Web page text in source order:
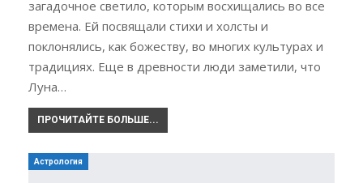
загадочное светило, которым восхищались во все
времена. Ей посвящали стихи и холсты и
поклонялись, как божеству, во многих культурах и
традициях. Еще в древности люди заметили, что
Луна…
ПРОЧИТАЙТЕ БОЛЬШЕ...
Астрология